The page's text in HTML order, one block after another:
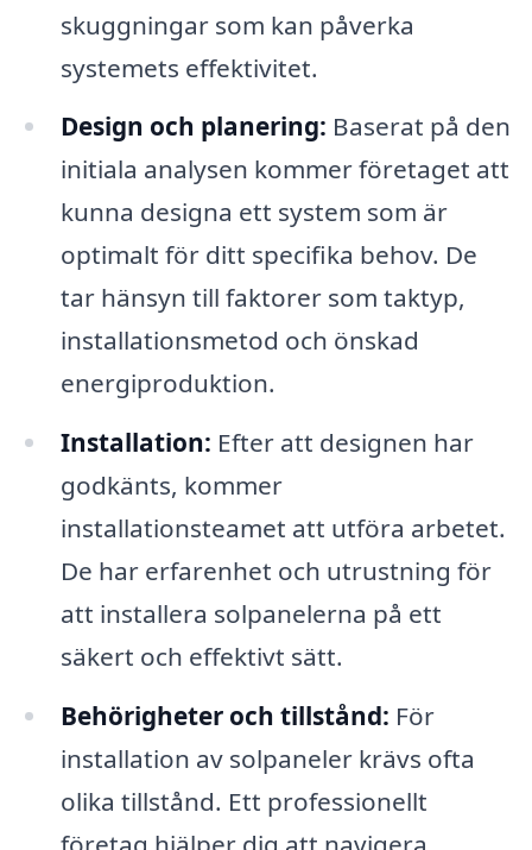
skuggningar som kan påverka
systemets effektivitet.
Design och planering: Baserat på den
initiala analysen kommer företaget att
kunna designa ett system som är
optimalt för ditt specifika behov. De
tar hänsyn till faktorer som taktyp,
installationsmetod och önskad
energiproduktion.
Installation: Efter att designen har
godkänts, kommer
installationsteamet att utföra arbetet.
De har erfarenhet och utrustning för
att installera solpanelerna på ett
säkert och effektivt sätt.
Behörigheter och tillstånd: För
installation av solpaneler krävs ofta
olika tillstånd. Ett professionellt